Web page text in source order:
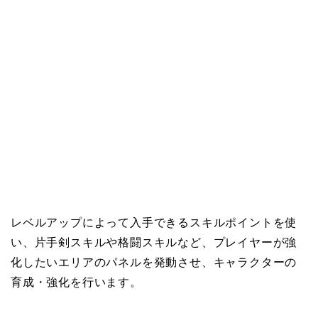
レベルアップによって入手できるスキルポイントを使
い、片手剣スキルや格闘スキルなど、プレイヤーが強
化したいエリアのパネルを発動させ、キャラクターの
育成・強化を行います。